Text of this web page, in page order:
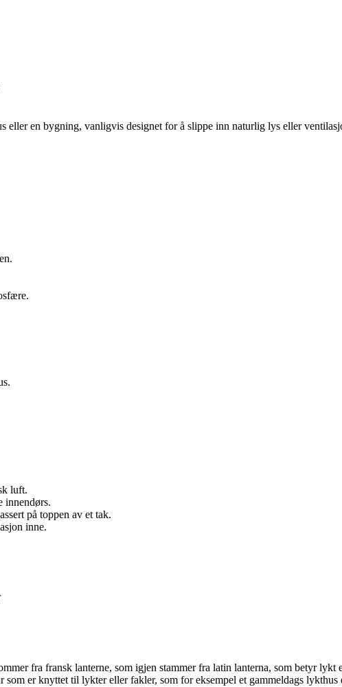
eller en bygning, vanligvis designet for å slippe inn naturlig lys eller
luft.
innendørs.
på toppen av et tak.
inne.
fra fransk lanterne, som igjen stammer fra latin lanterna, som betyr
er knyttet til lykter eller fakler, som for eksempel et gammeldags lykthus